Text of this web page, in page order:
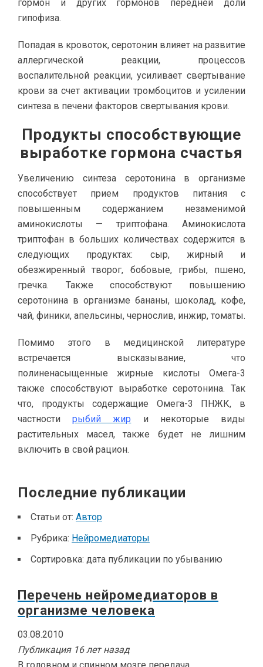
гормон и других гормонов передней доли
гипофиза.
Попадая в кровоток, серотонин влияет на развитие
аллергической реакции, процессов
воспалительной реакции, усиливает свертывание
крови за счет активации тромбоцитов и усилении
синтеза в печени факторов свертывания крови.
Продукты способствующие
выработке гормона счастья
Увеличению синтеза серотонина в организме
способствует прием продуктов питания с
повышенным содержанием незаменимой
аминокислоты — триптофана. Аминокислота
триптофан в больших количествах содержится в
следующих продуктах: сыр, жирный и
обезжиренный творог, бобовые, грибы, пшено,
гречка. Также способствуют повышению
серотонина в организме бананы, шоколад, кофе,
чай, финики, апельсины, чернослив, инжир, томаты.
Помимо этого в медицинской литературе
встречается высказывание, что
полиненасыщенные жирные кислоты Омега-3
также способствуют выработке серотонина. Так
что, продукты содержащие Омега-3 ПНЖК, в
частностирыбий жир и некоторые виды
растительных масел, также будет не лишним
включить в свой рацион.
Последние публикации
Статьи от: Автор
Рубрика: Нейромедиаторы
Сортировка: дата публикации по убыванию
Перечень нейромедиаторов в
организме человека
03.08.2010
Публикация 16 лет назад